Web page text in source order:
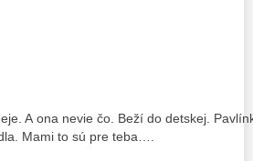
A ona nevie čo. Beží do detskej.
Mami to sú pre teba….